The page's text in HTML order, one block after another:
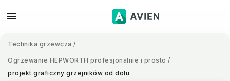
Technika grzewcza /
Ogrzewanie HEPWORTH profesjonalnie i prosto /
projekt graficzny grzejników od dołu